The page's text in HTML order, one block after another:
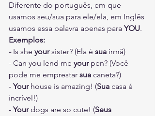
Diferente do português, em que
usamos seu/sua para ele/ela, em Inglês
usamos essa palavra apenas para YOU.
Exemplos:
- Is she your sister? (Ela é sua irmã)
- Can you lend me your pen? (Você
pode me emprestar sua caneta?)
- Your house is amazing! (Sua casa é
incrível!)
- Your dogs are so cute! (Seus